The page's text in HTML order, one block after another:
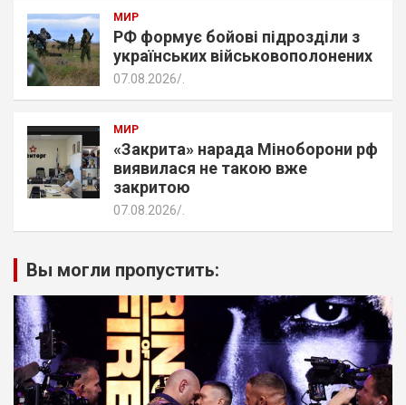
МИР
РФ формує бойові підрозділи з
українських військовополонених
07.08.2026
МИР
«Закрита» нарада Міноборони рф
виявилася не такою вже
закритою
07.08.2026
Вы могли пропустить: